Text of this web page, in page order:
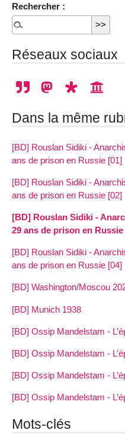
Rechercher :
Réseaux sociaux
Dans la même
[BD] Rouslan Sidiki -
ans de prison en Russie [01]
[BD] Rouslan Sidiki -
ans de prison en Russie [02]
[BD] Rouslan Sidiki -
29 ans de prison en Russie
[BD] Rouslan Sidiki -
ans de prison en Russie [04]
[BD] Washington/Moscou
[BD] Munich 1938
[BD] Ossip Mandelstam -
[BD] Ossip Mandelstam -
[BD] Ossip Mandelstam -
[BD] Ossip Mandelstam -
Mots-clés